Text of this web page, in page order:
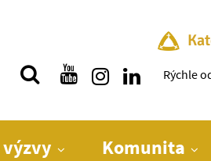
Rýchle
Rýchle
Komunita